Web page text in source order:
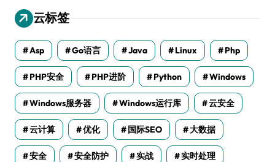
云标签
Asp Go语言 Java Linux Php
PHP安全 PHP进阶 Python Windows
Windows服务器 Windows运行库 云安全
云计算 优化 国际SEO 大数据
安全 安全防护 实战 实时处理